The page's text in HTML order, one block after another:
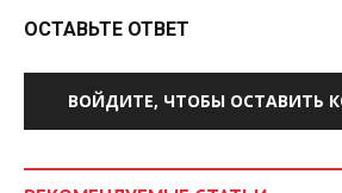
ОСТАВЬТЕ ОТВЕТ
ВОЙДИТЕ, ЧТОБЫ ОСТАВИТЬ